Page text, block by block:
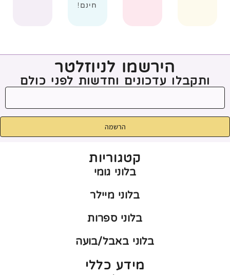
חינם!
הירשמו לניוזלטר
ותקבלו עדכונים וחדשות לפני כולם
הרשמה
קטגוריות
בלוני גומי
בלוני מיילר
בלוני ספרות
בלוני באבל/בועה
מידע כללי